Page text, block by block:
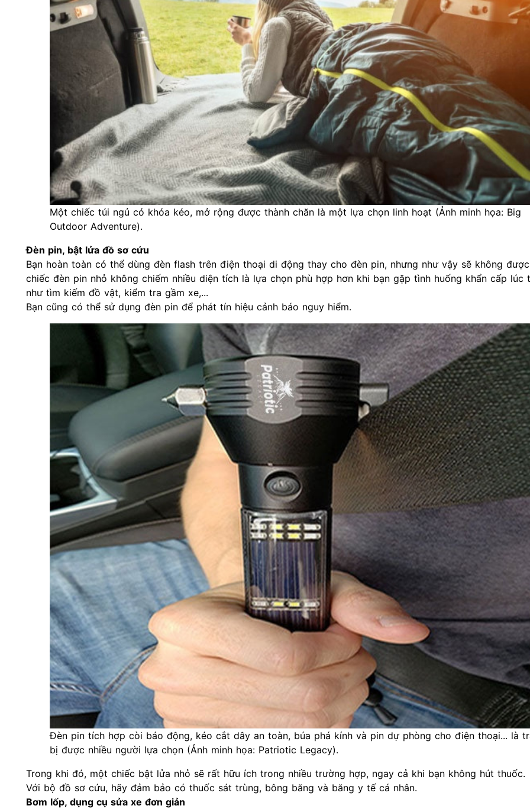
Một chiếc túi ngủ có khóa kéo, mở rộng được thành chăn là một lựa chọn linh hoạt (Ảnh minh họa: Big
Outdoor Adventure).
Đèn pin, bật lửa đồ sơ cứu
Bạn hoàn toàn có thể dùng đèn flash trên điện thoại di động thay cho đèn pin, nhưng như vậy sẽ không
chiếc đèn pin nhỏ không chiếm nhiều diện tích là lựa chọn phù hợp hơn khi bạn gặp tình huống khẩn cấp lúc
như tìm kiếm đồ vật, kiểm tra gầm xe,...
Bạn cũng có thể sử dụng đèn pin để phát tín hiệu cảnh báo nguy hiểm.
Đèn pin tích hợp còi báo động, kéo cắt dây an toàn, búa phá kính và pin dự phòng cho điện thoại... là
bị được nhiều người lựa chọn (Ảnh minh họa: Patriotic Legacy).
Trong khi đó, một chiếc bật lửa nhỏ sẽ rất hữu ích trong nhiều trường hợp, ngay cả khi bạn không hút thuốc.
Với bộ đồ sơ cứu, hãy đảm bảo có thuốc sát trùng, bông băng và băng y tế cá nhân.
Bơm lốp, dụng cụ sửa xe đơn giản